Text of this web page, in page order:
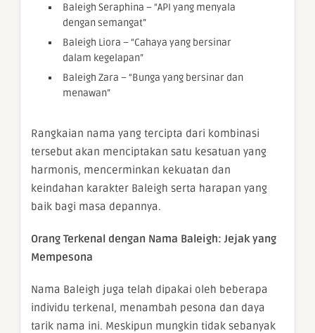
Baleigh Seraphina – “API yang menyala
dengan semangat”
Baleigh Liora – “Cahaya yang bersinar
dalam kegelapan”
Baleigh Zara – “Bunga yang bersinar dan
menawan”
Rangkaian nama yang tercipta dari kombinasi
tersebut akan menciptakan satu kesatuan yang
harmonis, mencerminkan kekuatan dan
keindahan karakter Baleigh serta harapan yang
baik bagi masa depannya.
Orang Terkenal dengan Nama Baleigh: Jejak yang
Mempesona
Nama Baleigh juga telah dipakai oleh beberapa
individu terkenal, menambah pesona dan daya
tarik nama ini. Meskipun mungkin tidak sebanyak